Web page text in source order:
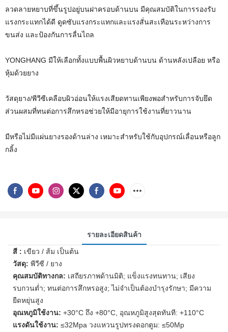
ลวดลายหยาบที่ขึ้นรูปอยู่บนฝาครอบด้านบน มีคุณสมบัติในการรองรับ
แรงกระแทกได้ดี ดูดซับแรงกระแทกและแรงสั่นสะเทือนระหว่างการ
ขนส่ง และป้องกันการลื่นไถล
YONGHANG มีให้เลือกทั้งแบบพื้นผิวหยาบด้านบน ด้านหลังเปลือย หรือ
หุ้มด้วยยาง
วัสดุยาง/พีวีซีเคลือบผิวอ่อนให้แรงเสียดทานเพียงพอสำหรับการจับยึด
ส่วนผสมที่ทนต่อการสึกหรอช่วยให้มีอายุการใช้งานที่ยาวนาน
มีหรือไม่มีแผ่นยางรองด้านล่าง เหมาะสำหรับใช้กับอุปกรณ์เลื่อนหรือลูก
กลิ้ง
รายละเอียดสินค้า
สี : เขียว / ส้ม เป็นต้น
วัสดุ: พีวีซี / ยาง
คุณสมบัติทางกล: เสถียรภาพด้านมิติ; แข็งแรงทนทาน; เสียง
รบกวนต่ำ; ทนต่อการสึกหรอสูง; ไม่จำเป็นต้องบำรุงรักษา; มีความ
ยืดหยุ่นสูง
อุณหภูมิใช้งาน: +30°C ถึง +80°C, อุณหภูมิสูงสุดทันที: +110°C
แรงดันใช้งาน: ≤32Mpa วงแหวนรูปทรงดอกตูม: ≤50Mp